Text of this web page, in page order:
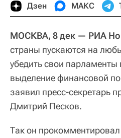
Дзен МАКС
МОСКВА, 8 дек — РИА
страны пускаются на
убедить свои парламенты
выделение финансовой
заявил пресс-секретарь
Дмитрий Песков.
Так он